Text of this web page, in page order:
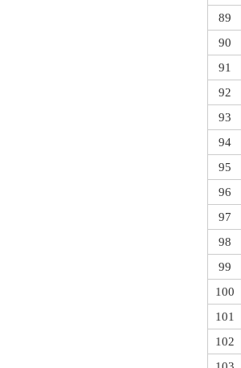
89
90
91
92
93
94
95
96
97
98
99
100
101
102